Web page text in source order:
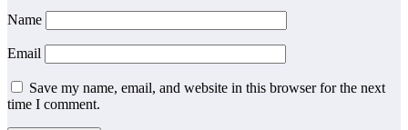
Name
Email
Save my name, email, and website in this browser for the next
time I comment.